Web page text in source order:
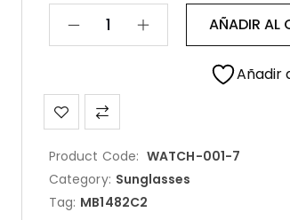
AÑADIR AL
Añadir
Product Code: WATCH-001-7
Category: Sunglasses
Tag: MB1482C2